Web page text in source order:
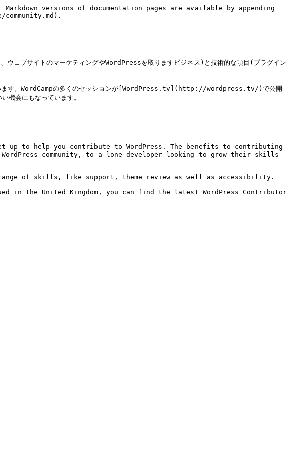
versions of documentation pages are available by appending
ウェブサイトのマーケティングやWordPressを取りますビジネス)と技術的な項目(プラグイン
ています。WordCampの多くのセッションが[WordPress.tv](http://wordpress.tv/)で公開
機会にもなっています。
up to help you contribute to WordPress. The benefits to contributing
community, to a lone developer looking to grow their skills
of skills, like support, theme review as well as accessibility.
in the United Kingdom, you can find the latest WordPress Contributor